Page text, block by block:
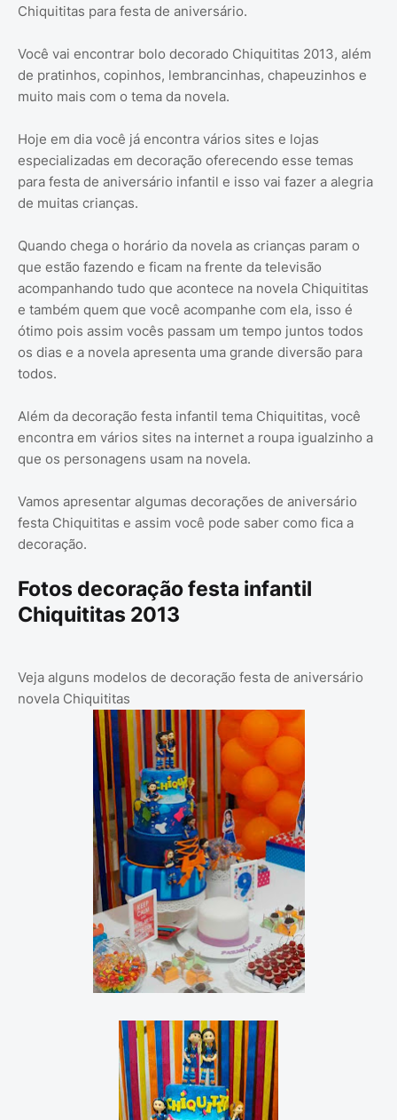
Chiquititas para festa de aniversário.
Você vai encontrar bolo decorado Chiquititas 2013, além
de pratinhos, copinhos, lembrancinhas, chapeuzinhos e
muito mais com o tema da novela.
Hoje em dia você já encontra vários sites e lojas
especializadas em decoração oferecendo esse temas
para festa de aniversário infantil e isso vai fazer a alegria
de muitas crianças.
Quando chega o horário da novela as crianças param o
que estão fazendo e ficam na frente da televisão
acompanhando tudo que acontece na novela Chiquititas
e também quem que você acompanhe com ela, isso é
ótimo pois assim vocês passam um tempo juntos todos
os dias e a novela apresenta uma grande diversão para
todos.
Além da decoração festa infantil tema Chiquititas, você
encontra em vários sites na internet a roupa igualzinho a
que os personagens usam na novela.
Vamos apresentar algumas decorações de aniversário
festa Chiquititas e assim você pode saber como fica a
decoração.
Fotos decoração festa infantil
Chiquititas 2013
Veja alguns modelos de decoração festa de aniversário
novela Chiquititas